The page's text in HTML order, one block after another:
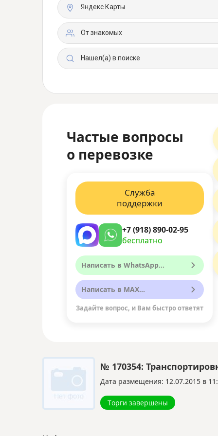
Яндекс Карты
От знакомых
Нашел(а) в поиске
Частые вопросы
о перевозке
Служба
поддержки
+7 (918) 890-02-95
бесплатно
Написать в WhatsApp...
Написать в MAX...
Задайте вопрос, и Вам быстро ответят
№ 170354:
Дата размещения: 12.07.2015 в
Торги завершены